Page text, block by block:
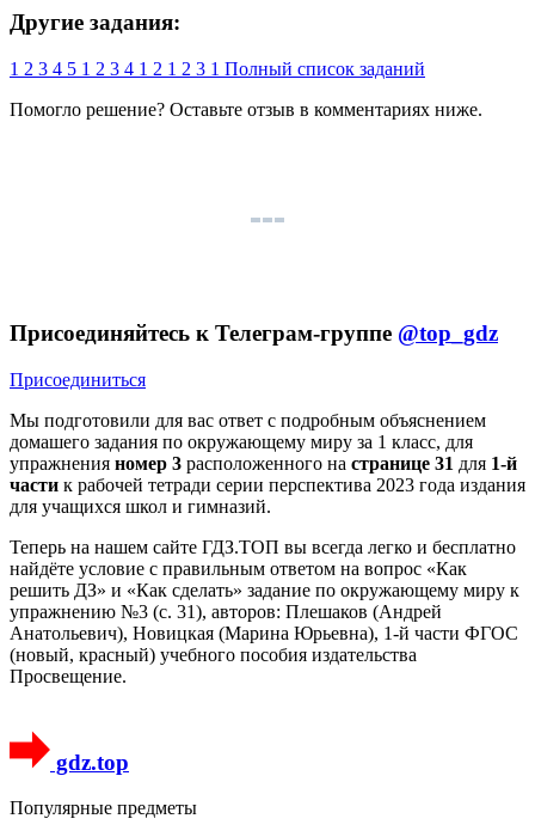
Другие задания:
1 2 3 4 5 1 2 3 4 1 2 1 2 3 1 Полный список заданий
Помогло решение? Оставьте отзыв в комментариях ниже.
Присоединяйтесь к Телеграм-группе @top_gdz
Присоединиться
Мы подготовили для вас ответ c подробным объяснением
домашего задания по окружающему миру за 1 класс, для
упражнения номер 3 расположенного на странице 31 для 1-й
части к рабочей тетради серии перспектива 2023 года издания
для учащихся школ и гимназий.
Теперь на нашем сайте ГДЗ.ТОП вы всегда легко и бесплатно
найдёте условие с правильным ответом на вопрос «Как
решить ДЗ» и «Как сделать» задание по окружающему миру к
упражнению №3 (с. 31), авторов: Плешаков (Андрей
Анатольевич), Новицкая (Марина Юрьевна), 1-й части ФГОС
(новый, красный) учебного пособия издательства
Просвещение.
gdz.top
Популярные предметы